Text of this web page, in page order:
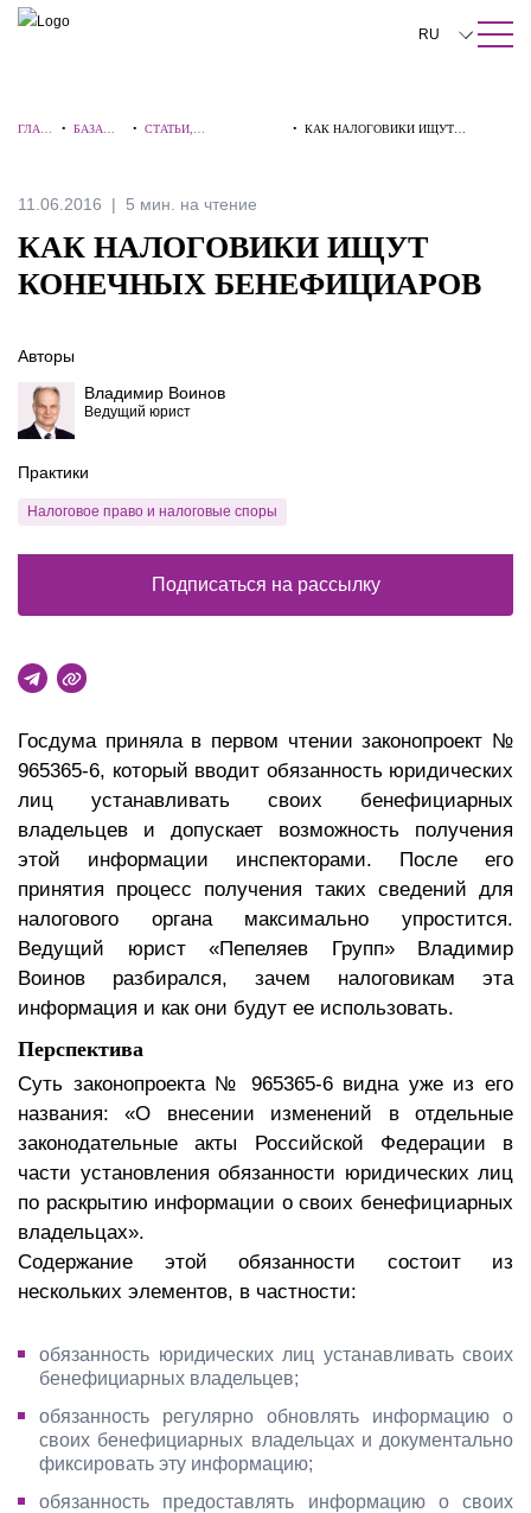
ПОИСК ПО САЙТУ Закрыть
RU
中文
Italiano
ГЛАВ
• БАЗА
• СТАТЬИ,
•КАК НАЛОГОВИКИ ИЩУТ
11.06.2016 5 мин. на чтение
КАК НАЛОГОВИКИ ИЩУТ
КОНЕЧНЫХ БЕНЕФИЦИАРОВ
Госдума приняла в первом чтении законопроект №
965365-6, который вводит обязанность юридических
лиц устанавливать своих бенефициарных
владельцев и допускает возможность получения
этой информации инспекторами. После его
принятия процесс получения таких сведений для
налогового органа максимально упростится.
Ведущий юрист «Пепеляев Групп» Владимир
Воинов разбирался, зачем налоговикам эта
информация и как они будут ее использовать.
Перспектива
Суть законопроекта № 965365-6 видна уже из его
названия: «О внесении изменений в отдельные
законодательные акты Российской Федерации в
части установления обязанности юридических лиц
по раскрытию информации о своих бенефициарных
владельцах».
Содержание этой обязанности состоит из
нескольких элементов, в частности:
обязанность юридических лиц устанавливать своих
бенефициарных владельцев;
обязанность регулярно обновлять информацию о
своих бенефициарных владельцах и документально
фиксировать эту информацию;
обязанность предоставлять информацию о своих
Авторы
Владимир Воинов
Ведущий юрист
Практики
Налоговое право и налоговые споры
Подписаться на рассылку